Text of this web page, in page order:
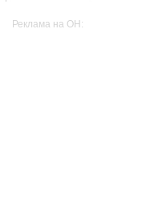
Реклама на OH: